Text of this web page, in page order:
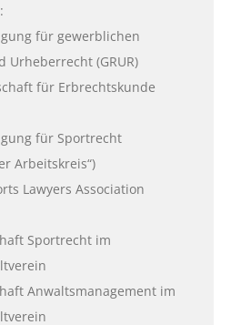
für gewerblichen
Urheberrecht (GRUR)
für Erbrechtskunde
für Sportrecht
Arbeitskreis“)
Lawyers Association
Sportrecht im
Anwaltsmanagement im